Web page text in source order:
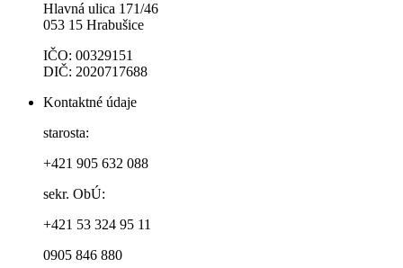
Hlavná ulica 171/46
053 15 Hrabušice
IČO: 00329151
DIČ: 2020717688
Kontaktné údaje
starosta:
+421 905 632 088
sekr. ObÚ:
+421 53 324 95 11
0905 846 880